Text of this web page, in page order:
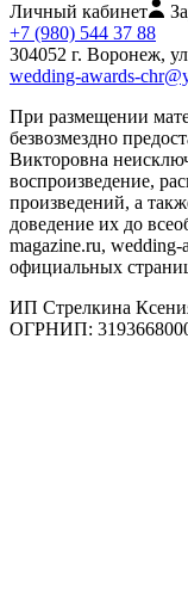
Личный кабинет
+7 (980) 544 37 88
304052 г. Воронеж,
wedding-awards-
При размещении
безвозмездно
Викторовна
воспроизведение,
произведений, а
доведение их до
magazine.ru,
официальных
ИП Стрелкина
ОГРНИП: